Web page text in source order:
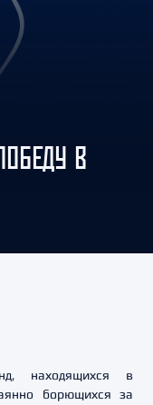
В
находящихся в
борющихся за